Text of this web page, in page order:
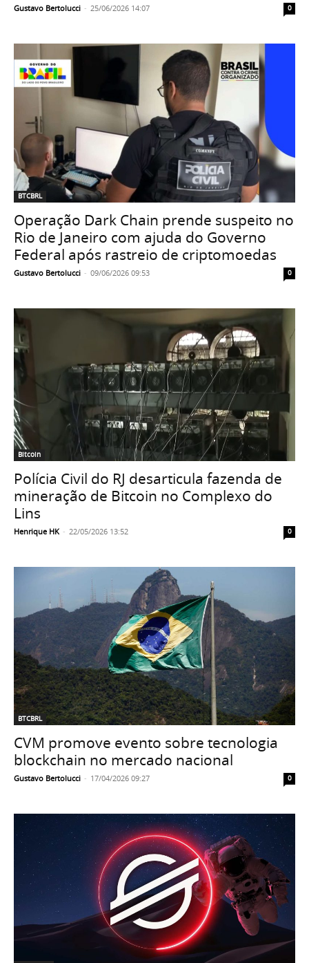
Gustavo Bertolucci - 25/06/2026 14:07 0
BTCBRL
Operação Dark Chain prende suspeito no
Rio de Janeiro com ajuda do Governo
Federal após rastreio de criptomoedas
Gustavo Bertolucci - 09/06/2026 09:53 0
Bitcoin
Polícia Civil do RJ desarticula fazenda de
mineração de Bitcoin no Complexo do
Lins
Henrique HK - 22/05/2026 13:52 0
BTCBRL
CVM promove evento sobre tecnologia
blockchain no mercado nacional
Gustavo Bertolucci - 17/04/2026 09:27 0